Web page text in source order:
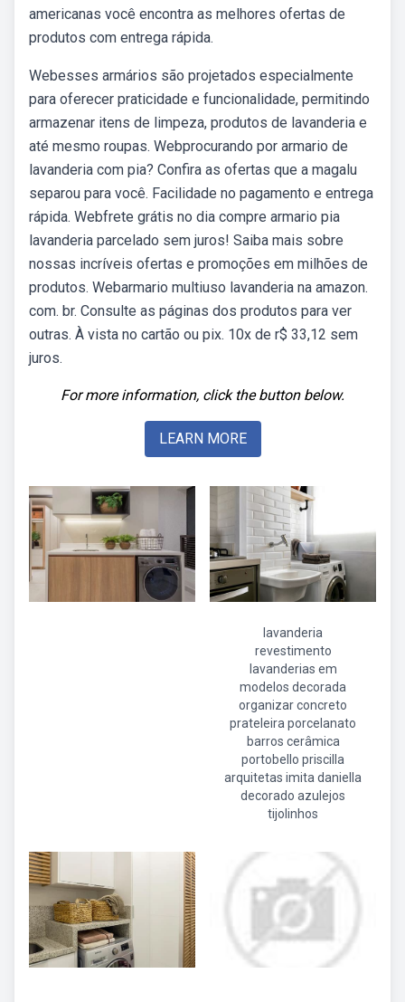
americanas você encontra as melhores ofertas de
produtos com entrega rápida.
Webesses armários são projetados especialmente
para oferecer praticidade e funcionalidade, permitindo
armazenar itens de limpeza, produtos de lavanderia e
até mesmo roupas. Webprocurando por armario de
lavanderia com pia? Confira as ofertas que a magalu
separou para você. Facilidade no pagamento e entrega
rápida. Webfrete grátis no dia compre armario pia
lavanderia parcelado sem juros! Saiba mais sobre
nossas incríveis ofertas e promoções em milhões de
produtos. Webarmario multiuso lavanderia na amazon.
com. br. Consulte as páginas dos produtos para ver
outras. À vista no cartão ou pix. 10x de r$ 33,12 sem
juros.
For more information, click the button below.
LEARN MORE
lavanderia
revestimento
lavanderias em
modelos decorada
organizar concreto
prateleira porcelanato
barros cerâmica
portobello priscilla
arquitetas imita daniella
decorado azulejos
tijolinhos